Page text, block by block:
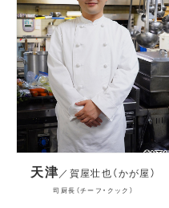
天津／賀屋壮也（かが屋）
司厨長（チーフ・クック）